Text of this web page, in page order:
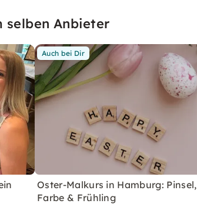
selben Anbieter
Auch bei Dir
Oster-Malkurs in Hamburg: Pinsel,
Farbe & Frühling